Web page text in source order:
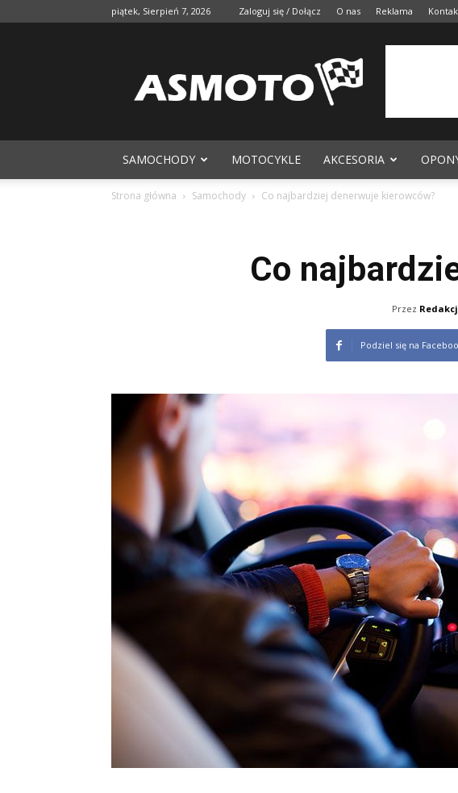
piątek, Sierpień 7, 2026 Zaloguj się / Dołącz O nas Reklama
SAMOCHODY MOTOCYKLE AKCESORIA
Strona główna Samochody Co najbardziej denerwuje kierowców?
Co
Przez
Podziel się na